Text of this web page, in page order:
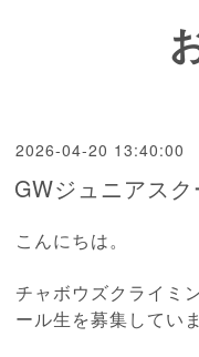
2026-04-20 13:40:00
GWジュニアス
こんにちは。
チャボウズクライミ
ール生を募集していま